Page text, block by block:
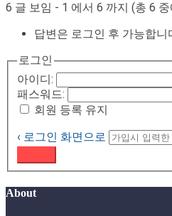
6 글 보임 - 1 에서 6 까지 (총 6
답변은 로그인 후 가능합니
로그인
아이디:
패스워드:
회원 등록 유지
‹ 로그인 화면으로
About